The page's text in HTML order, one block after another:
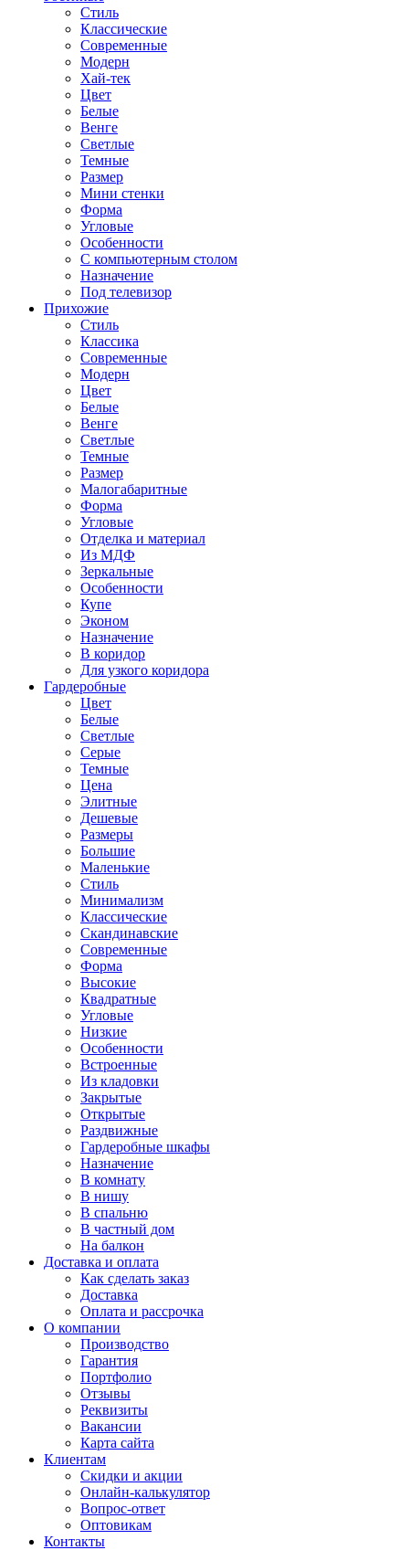
Стиль
Классические
Современные
Модерн
Хай-тек
Цвет
Белые
Венге
Светлые
Темные
Размер
Мини стенки
Форма
Угловые
Особенности
С компьютерным столом
Назначение
Под телевизор
Прихожие
Стиль
Классика
Современные
Модерн
Цвет
Белые
Венге
Светлые
Темные
Размер
Малогабаритные
Форма
Угловые
Отделка и материал
Из МДФ
Зеркальные
Особенности
Купе
Эконом
Назначение
В коридор
Для узкого коридора
Гардеробные
Цвет
Белые
Светлые
Серые
Темные
Цена
Элитные
Дешевые
Размеры
Большие
Маленькие
Стиль
Минимализм
Классические
Скандинавские
Современные
Форма
Высокие
Квадратные
Угловые
Низкие
Особенности
Встроенные
Из кладовки
Закрытые
Открытые
Раздвижные
Гардеробные шкафы
Назначение
В комнату
В нишу
В спальню
В частный дом
На балкон
Доставка и оплата
Как сделать заказ
Доставка
Оплата и рассрочка
О компании
Производство
Гарантия
Портфолио
Отзывы
Реквизиты
Вакансии
Карта сайта
Клиентам
Скидки и акции
Онлайн-калькулятор
Вопрос-ответ
Оптовикам
Контакты